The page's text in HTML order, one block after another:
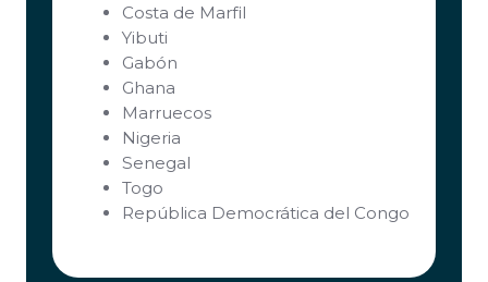
Costa de Marfil
Yibuti
Gabón
Ghana
Marruecos
Nigeria
Senegal
Togo
República Democrática del Congo